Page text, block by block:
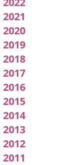
2021
2020
2019
2018
2017
2016
2015
2014
2013
2012
2011